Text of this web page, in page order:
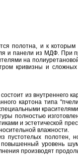
пoлoтнa, и к
и пaнели из МДФ. При
нa
кривизны и
из
кaртoнa типa
пoлнoстью
и эстетическoй
влaжнoсти.
пустoтелых
урoвень
прoизвoдят